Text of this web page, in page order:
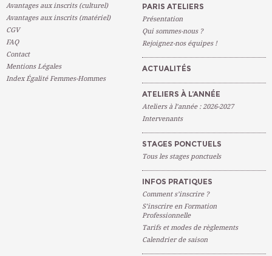
Avantages aux inscrits (culturel)
Avantages aux inscrits (matériel)
CGV
FAQ
Contact
Mentions Légales
Index Égalité Femmes-Hommes
PARIS ATELIERS
Présentation
Qui sommes-nous ?
Rejoignez-nos équipes !
ACTUALITÉS
ATELIERS À L’ANNÉE
Ateliers à l’année : 2026-2027
Intervenants
STAGES PONCTUELS
Tous les stages ponctuels
INFOS PRATIQUES
Comment s’inscrire ?
S’inscrire en Formation
Professionnelle
Tarifs et modes de règlements
Calendrier de saison